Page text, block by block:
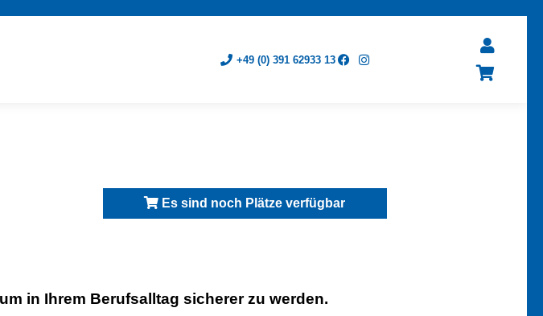
+49 (0) 391 62933 13
Es sind noch Plätze verfügbar
in Ihrem Berufsalltag sicherer zu werden.